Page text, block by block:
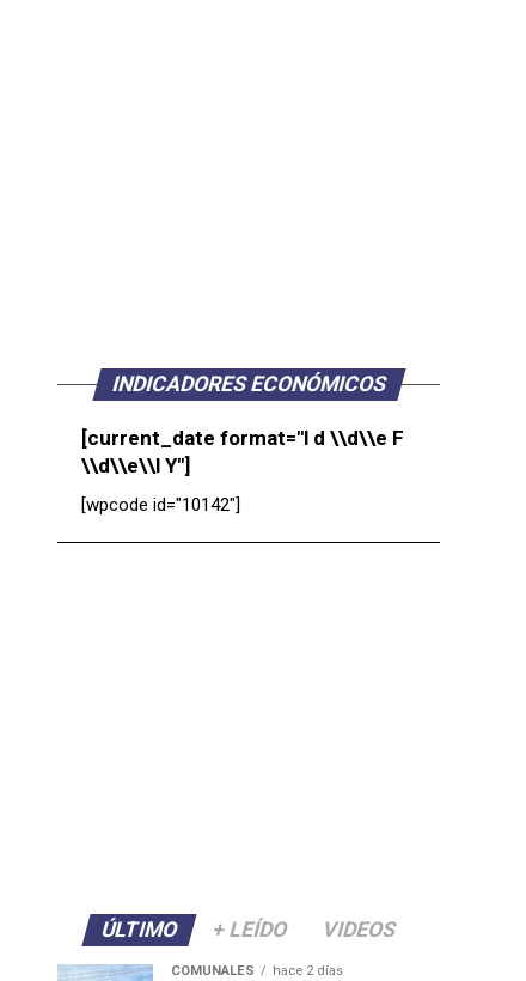
INDICADORES ECONÓMICOS
[current_date format="l d \\d\\e F
\\d\\e\\l Y"]
[wpcode id="10142"]
ÚLTIMO + LEÍDO VIDEOS
COMUNALES hace 2 días